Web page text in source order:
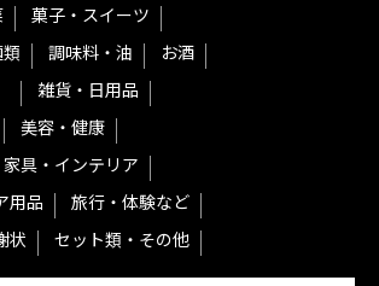
菓子・スイーツ
調味料・油
お酒
雑貨・日用品
美容・健康
家具・インテリア
用品
旅行・体験など
状
セット類・その他